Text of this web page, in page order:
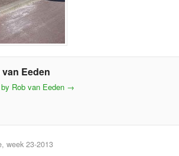
Eeden
Rob van Eeden →
week 23-2013